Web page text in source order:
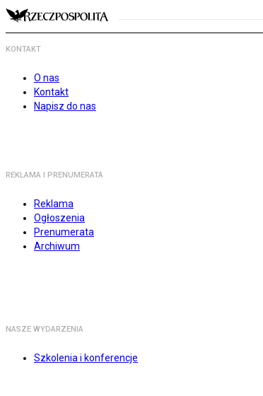
KONTAKT
O nas
Kontakt
Napisz do nas
REKLAMA I PRENUMERATA
Reklama
Ogłoszenia
Prenumerata
Archiwum
NASZE WYDARZENIA
Szkolenia i konferencje